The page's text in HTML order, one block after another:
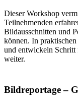
Dieser Workshop
Teilnehmenden
Bildausschnitten und
können. In
und entwickeln Schritt
weiter.
Bildreportage –